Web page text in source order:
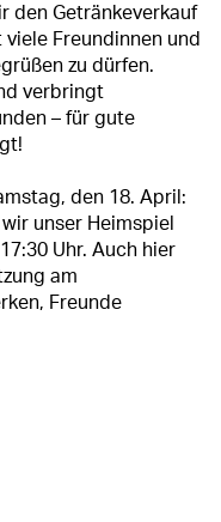
den Getränkeverkauf
Freundinnen und
zu dürfen.
verbringt
– für gute
den 18. April:
unser Heimspiel
Uhr. Auch hier
am
Freunde